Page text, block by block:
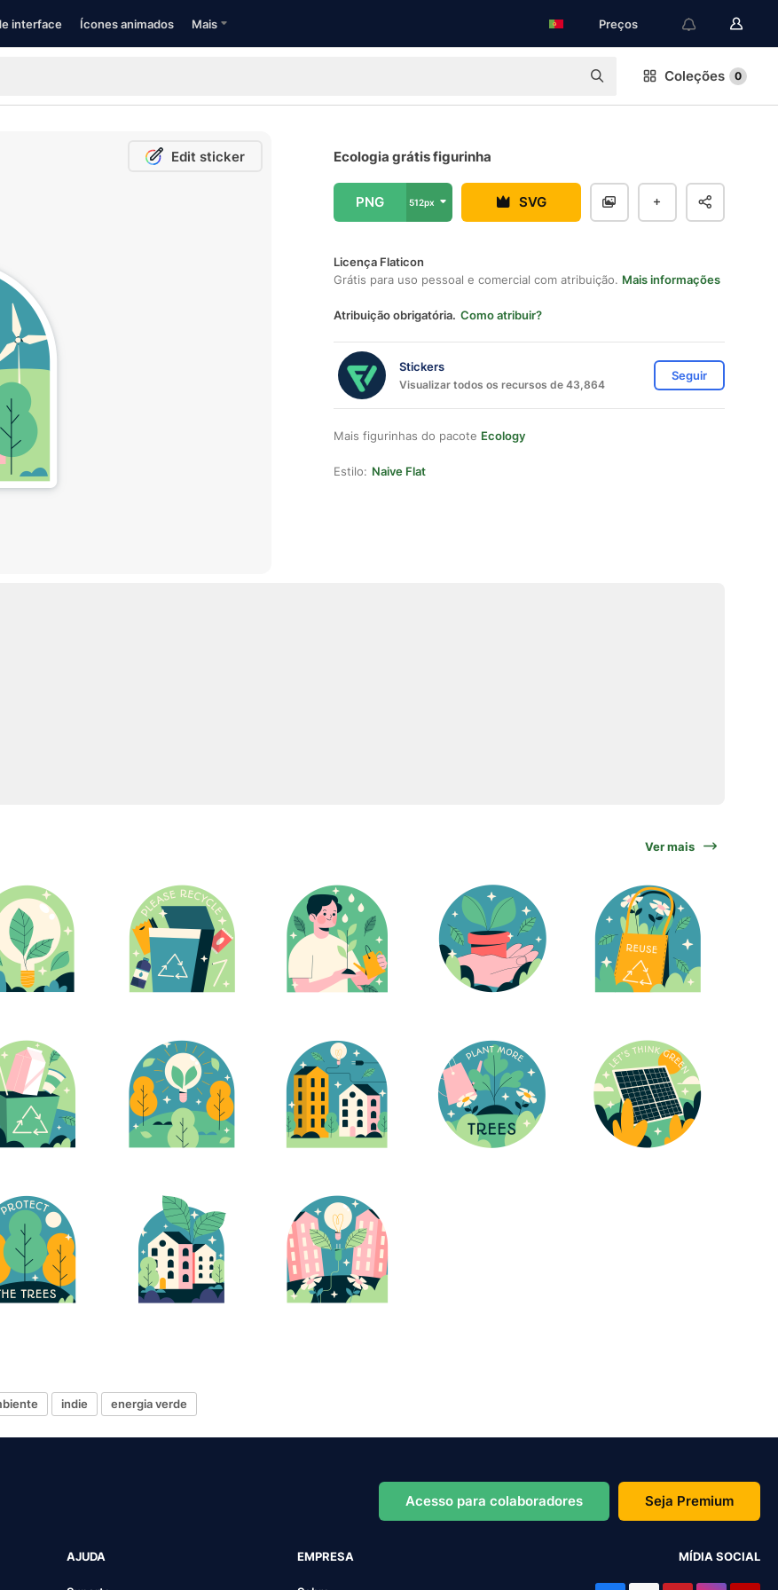
interface Ícones animados Mais Preços
Coleções 0
Edit sticker Ecologia grátis figurinha
PNG 512px SVG
Licença Flaticon
Grátis para uso pessoal e comercial com atribuição. Mais informações
Atribuição obrigatória. Como atribuir?
Stickers
Visualizar todos os recursos de 43,864
Seguir
Mais figurinhas do pacote Ecology
Estilo: Naive Flat
Ver mais
indie energia verde
Acesso para colaboradores Seja Premium
AJUDA EMPRESA MÍDIA SOCIAL